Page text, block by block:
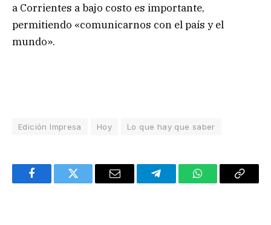
a Corrientes a bajo costo es importante,
permitiendo «comunicarnos con el país y el
mundo».
Edición Impresa Hoy Lo que hay que saber
FacebookTwitter Email TelegramWhatsAppCopy